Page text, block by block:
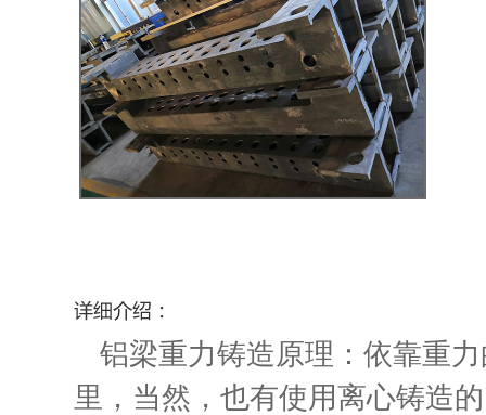
铝梁重力铸造原理：依靠重
里，当然，也有使用离心铸造